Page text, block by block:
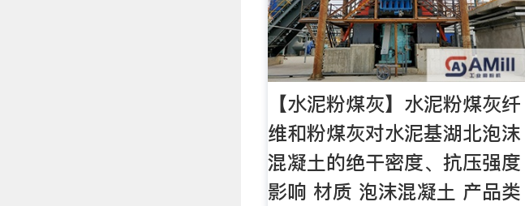
【水泥粉煤灰】水泥粉煤灰纤
维和粉煤灰对水泥基湖北泡沫
混凝土的绝干密度、抗压强度
影响 材质 泡沫混凝土 产品类